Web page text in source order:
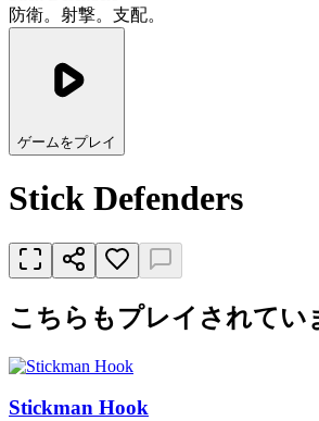
防衛。射撃。支配。
ゲームをプレイ
Stick Defenders
こちらもプレイされてい
Stickman Hook